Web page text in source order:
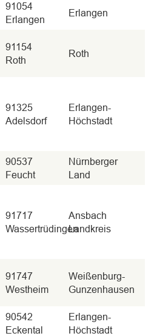
91054
Erlangen
Erlangen
91154
Roth
Roth
91325
Adelsdorf
Erlangen-
Höchstadt
90537
Feucht
Nürnberger
Land
91717
Wassertrüdingen
Ansbach
Landkreis
91747
Westheim
Weißenburg-
Gunzenhausen
90542
Eckental
Erlangen-
Höchstadt